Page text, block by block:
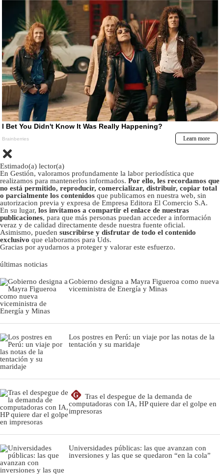
Estimado(a) lector(a)
En Gestión, valoramos profundamente la labor periodística que
realizamos para mantenerlos informados. Por ello, les recordamos que
no está permitido, reproducir, comercializar, distribuir, copiar total
o parcialmente los contenidos que publicamos en nuestra web, sin
autorizacion previa y expresa de Empresa Editora El Comercio S.A.
En su lugar, los invitamos a compartir el enlace de nuestras
publicaciones, para que más personas puedan acceder a información
veraz y de calidad directamente desde nuestra fuente oficial.
Asimismo, pueden suscribirse y disfrutar de todo el contenido
exclusivo que elaboramos para Uds.
Gracias por ayudarnos a proteger y valorar este esfuerzo.
últimas noticias
Gobierno designa a Mayra Figueroa como nueva
viceministra de Energía y Minas
Los postres en Perú: un viaje por las notas de la
tentación y su maridaje
G
Tras el despegue de la demanda de
computadoras con IA, HP quiere dar el golpe en
impresoras
Universidades públicas: las que avanzan con
inversiones y las que se quedaron “en la cola”